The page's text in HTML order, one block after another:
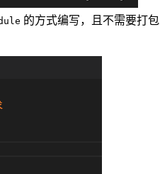
的方式编写，且不需要打